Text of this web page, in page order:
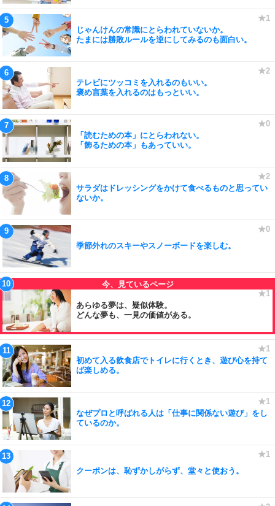
じゃんけんの常識にとらわれていないか。
たまには勝敗ルールを逆にしてみるのも面白い。
テレビにツッコミを入れるのもいい。
褒め言葉を入れるのはもっといい。
「読むための本」にとらわれない。
「飾るための本」もあっていい。
サラダはドレッシングをかけて食べるものと思ってい
ないか。
季節外れのスキーやスノーボードを楽しむ。
あらゆる夢は、疑似体験。
どんな夢も、一見の価値がある。
初めて入る飲食店でトイレに行くとき、遊び心を持て
ば楽しめる。
なぜプロと呼ばれる人は「仕事に関係ない遊び」をし
ているのか。
クーポンは、恥ずかしがらず、堂々と使おう。